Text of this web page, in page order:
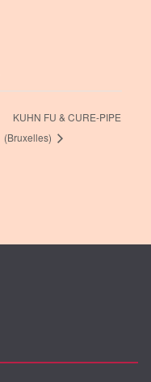
KUHN FU & CURE-PIPE
(Bruxelles)